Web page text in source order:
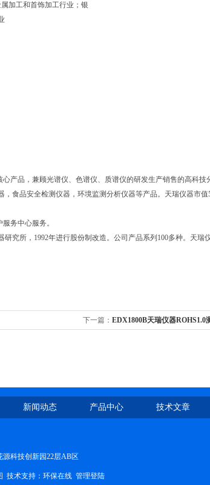
加工和首饰加工行业；银
产品，兼顾光谱仪、色谱仪、质谱仪的研发生产销售的高科
食品安全检测仪器，环境监测分析仪器等产品。天瑞仪器市
务中心服务。
研究所，1992年进行股份制改造。公司产品系列100多种。天
下一篇： EDX1800B天瑞仪器ROHS1.0
新闻动态 产品中心 技术文章
科技创新园22层AB区
技术支持： 环保在线 管理登陆